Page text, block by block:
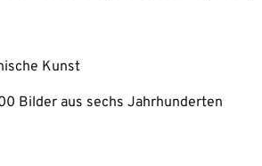
Kunst
Bilder aus sechs Jahrhunderten